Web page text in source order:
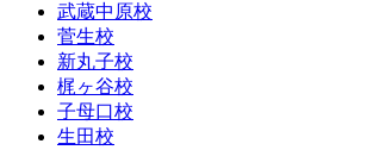
武蔵中原校
菅生校
新丸子校
梶ヶ谷校
子母口校
生田校